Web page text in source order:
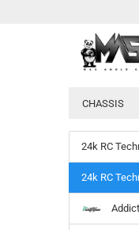
CHASSIS
24k RC
24k RC